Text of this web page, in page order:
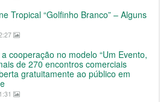
Tropical “Golfinho Branco” – Alguns
cooperação no modelo “Um Evento,
de 270 encontros comerciais
gratuitamente ao público em